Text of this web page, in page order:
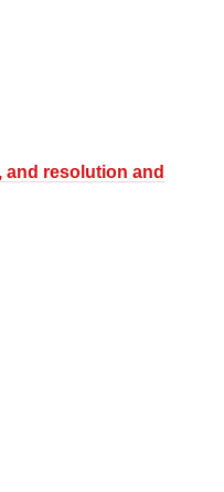
and resolution and